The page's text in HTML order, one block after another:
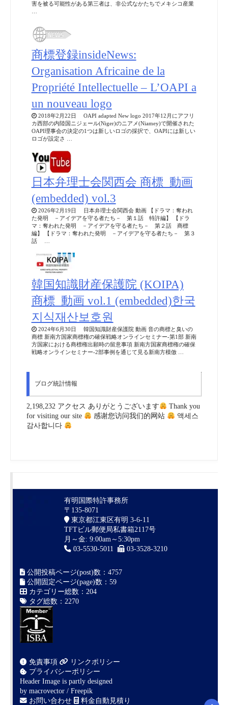
害を被る可能性がある第三者は、非公式なかたちでメキシコ産業
…
商標登録insideNews:
Organisation Africaine de la
Propriété Intellectuelle – L’OAPI a
un nouveau logo
2018年2月22日 OAPI adapted New logo 2017年12月にアフリ
カ西部の内陸国ニジェール(Niger)のニアメ(Niamey)で開催された
OAPI理事会の決定の1つは新しいロゴの採択で、OAPIには新しい
ロゴが設定さ …
日本弁理士会関西会 商標_動画
(embedded) vol.3
2026年2月19日 日本弁理士会関西会 動画 【ドラマ：奪われ
た発明 －アイデアを守る者たち－ 第１話 特許編】 【ドラ
マ：奪われた発明 －アイデアを守る者たち－ 第２話 商標
編】 【ドラマ：奪われた発明 －アイデアを守る者たち－ 第３
話 …
韓国知識財産保護院 (KOIPA)
商標_動画 vol.1 (embedded)한국
지식재산보호원
2024年6月30日 韓国知識財産保護院 動画 音の商標と臭いの
商標 新南方国家商標権の確保戦略オンラインセミナー-第1部 新南
方国家における商標権出願時の留意事項 新南方国家商標権の確保
戦略オンラインセミナー-2部事例を通じて見る新南方模倣 …
ブログ統計情報
2,198,232 アクセス ありがとうございます
Thank you
for visiting our site
感谢您访问我们的网站
액세스
감사합니다
有明国際特許事務所
〒135-8071
東京都江東区有明 3-6-11
TFTビル郵便局私書箱2117号
月～金: 9:00am～5:30pm
03-5530-5011
03-3528-3210
公開投稿ページ(post)数：4757
公開固定ページ(page)数：59
カテゴリー総数：204
タグ総数：2270
免責事項
リンクポリシー
プライバシーポリシー
Header Image is partly designed
by macrovector / Freepik
お問い合わせ
料金自動見積り